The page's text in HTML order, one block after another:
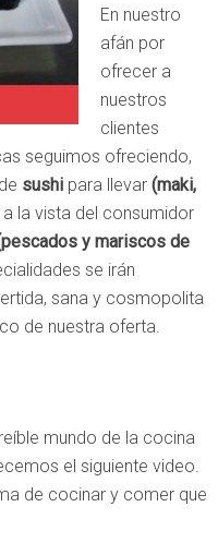
En nuestro
afán por
ofrecer a
nuestros
clientes
seguimos ofreciendo,
sushi para llevar (maki,
la vista del consumidor
y mariscos de
se irán
sana y cosmopolita
de nuestra oferta.
mundo de la cocina
el siguiente video.
de cocinar y comer que